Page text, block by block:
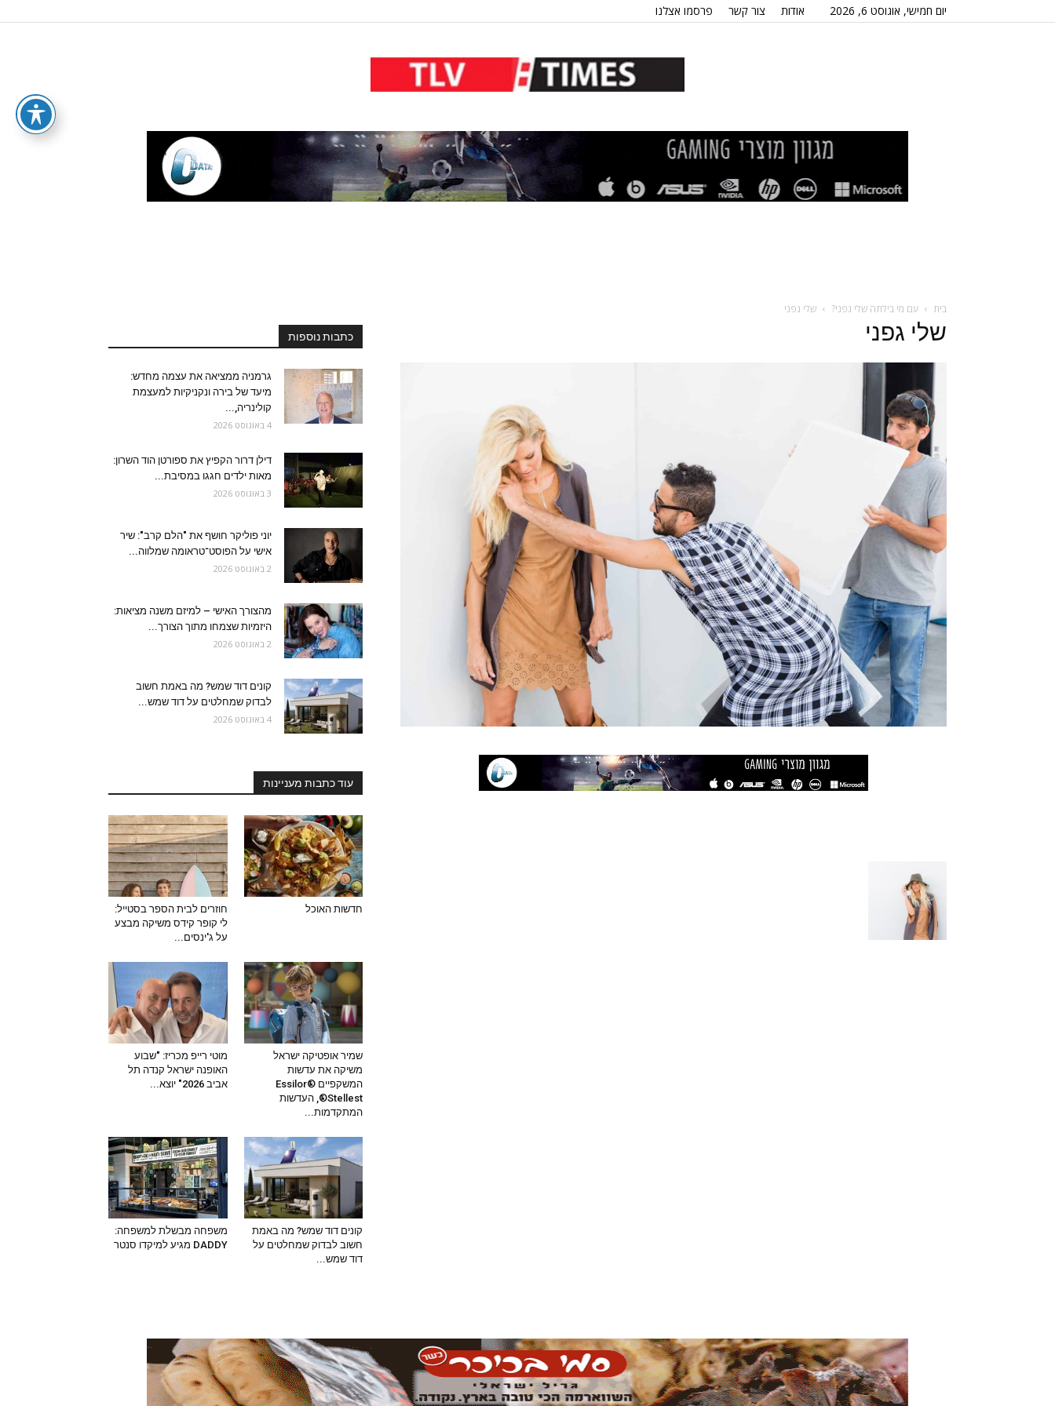
יום חמישי, אוגוסט 6, 2026 אודות צור קשר פרסמו אצלנו
בית עם מי בילתה שלי גפני? שלי גפני
שלי גפני כתבות נוספות
גרמניה ממציאה את עצמה מחדש:
מיעד של בירה ונקניקיות למעצמת
קולינריה,...
4 באוגוסט 2026
דילן דרור הקפיץ את ספורטן הוד השרון:
מאות ילדים חגגו במסיבת...
3 באוגוסט 2026
יוני פוליקר חושף את "הלם קרב": שיר
אישי על הפוסט־טראומה שמלווה...
2 באוגוסט 2026
מהצורך האישי – למיזם משנה מציאות:
היזמיות שצמחו מתוך הצורך...
2 באוגוסט 2026
קונים דוד שמש? מה באמת חשוב
לבדוק שמחלטים על דוד שמש...
4 באוגוסט 2026
עוד כתבות מעניינות
חדשות האוכל
חוזרים לבית הספר בסטייל:
לי קופר קידס משיקה מבצע
על ג'ינסים...
שמיר אופטיקה ישראל
משיקה את עדשות
המשקפיים Essilor®
Stellest®, העדשות
המתקדמות...
מוטי רייפ מכריז: "שבוע
האופנה ישראל קנדה תל
אביב 2026" יוצא...
קונים דוד שמש? מה באמת
חשוב לבדוק שמחלטים על
דוד שמש...
משפחה מבשלת למשפחה:
DADDY מגיע למיקדו סנטר